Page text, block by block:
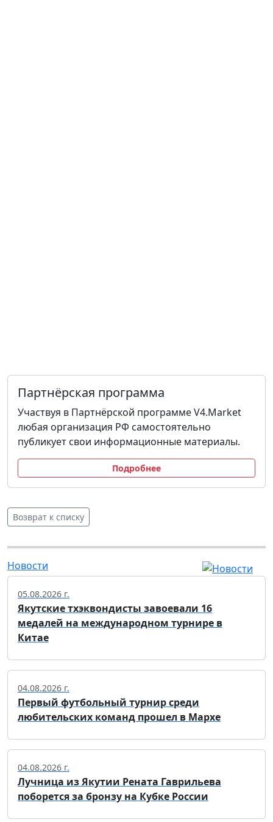
Партнёрская программа
Участвуя в Партнёрской программе V4.Market
любая организация РФ самостоятельно
публикует свои информационные материалы.
Подробнее
Возврат к списку
Новости
05.08.2026 г.
Якутские тхэквондисты завоевали 16
медалей на международном турнире в
Китае
04.08.2026 г.
Первый футбольный турнир среди
любительских команд прошел в Мархе
04.08.2026 г.
Лучница из Якутии Рената Гаврильева
поборется за бронзу на Кубке России